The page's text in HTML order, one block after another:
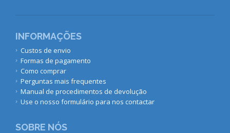
INFORMAÇÕES
Custos de envio
Formas de pagamento
Como comprar
Perguntas mais frequentes
Manual de procedimentos de devolução
Use o nosso formulário para nos contactar
SOBRE NÓS